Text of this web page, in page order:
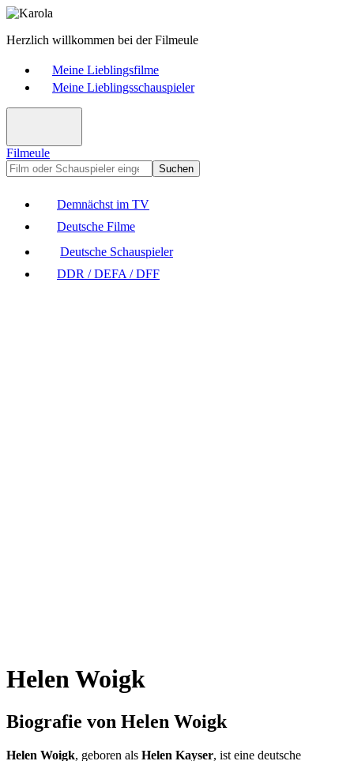
Herzlich willkommen bei der Filmeule
Meine Lieblingsfilme
Meine Lieblingsschauspieler
Filmeule
Suchen
Demnächst im TV
Deutsche Filme
Deutsche Schauspieler
DDR / DEFA / DFF
Helen Woigk
Biografie von Helen Woigk
Helen Woigk, geboren als Helen Kayser, ist eine deutsche